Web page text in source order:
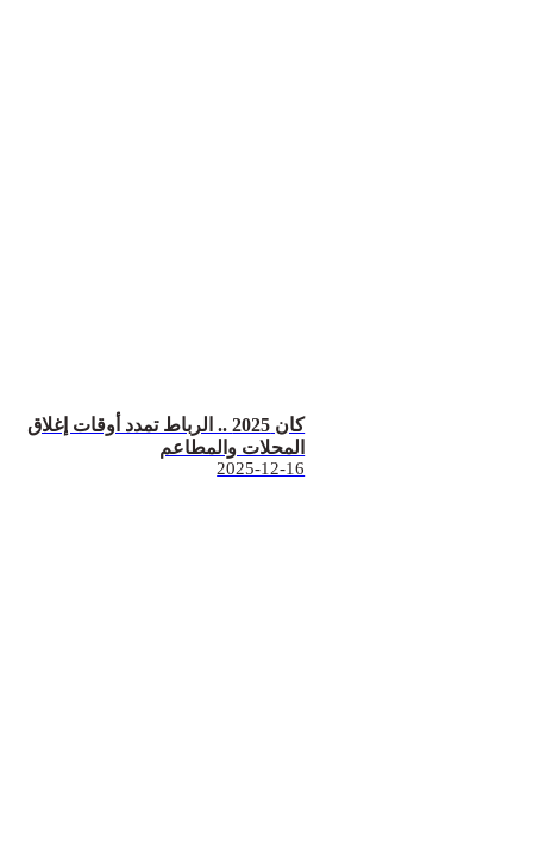
كان 2025 .. الرباط تمدد أوقات إغلاق
المحلات والمطاعم
2025-12-16